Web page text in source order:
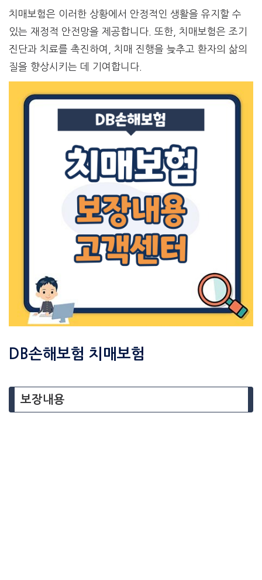
치매보험은 이러한 상황에서 안정적인 생활을 유지할 수
있는 재정적 안전망을 제공합니다. 또한, 치매보험은 조기
진단과 치료를 촉진하여, 치매 진행을 늦추고 환자의 삶의
질을 향상시키는 데 기여합니다.
DB손해보험 치매보험
보장내용